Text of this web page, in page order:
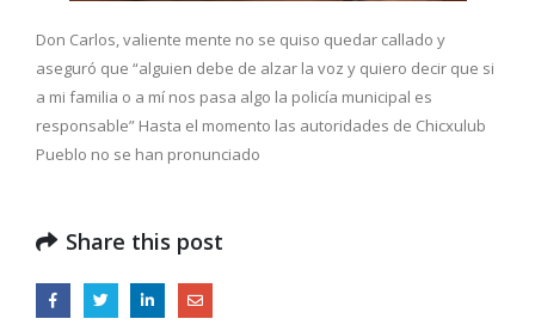
Don Carlos, valiente mente no se quiso quedar callado y
aseguró que “alguien debe de alzar la voz y quiero decir que si
a mi familia o a mí nos pasa algo la policía municipal es
responsable” Hasta el momento las autoridades de Chicxulub
Pueblo no se han pronunciado
Share this post